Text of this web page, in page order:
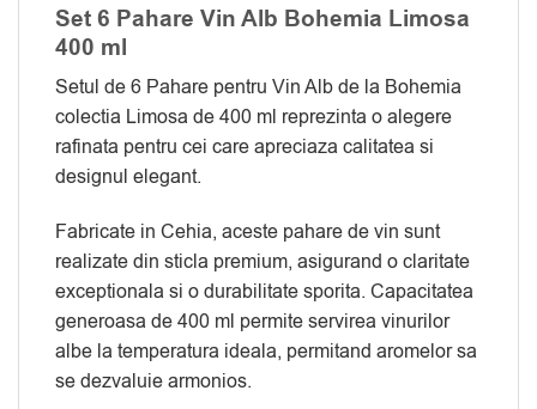
Set 6 Pahare Vin Alb Bohemia Limosa
400 ml
Setul de 6 Pahare pentru Vin Alb de la Bohemia
colectia Limosa de 400 ml reprezinta o alegere
rafinata pentru cei care apreciaza calitatea si
designul elegant.
Fabricate in Cehia, aceste pahare de vin sunt
realizate din sticla premium, asigurand o claritate
exceptionala si o durabilitate sporita. Capacitatea
generoasa de 400 ml permite servirea vinurilor
albe la temperatura ideala, permitand aromelor sa
se dezvaluie armonios.